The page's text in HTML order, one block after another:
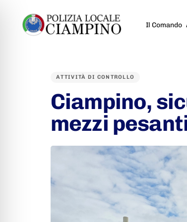
Il Comando
ATTIVITÀ DI CONTROLLO
Ciampino,
mezzi